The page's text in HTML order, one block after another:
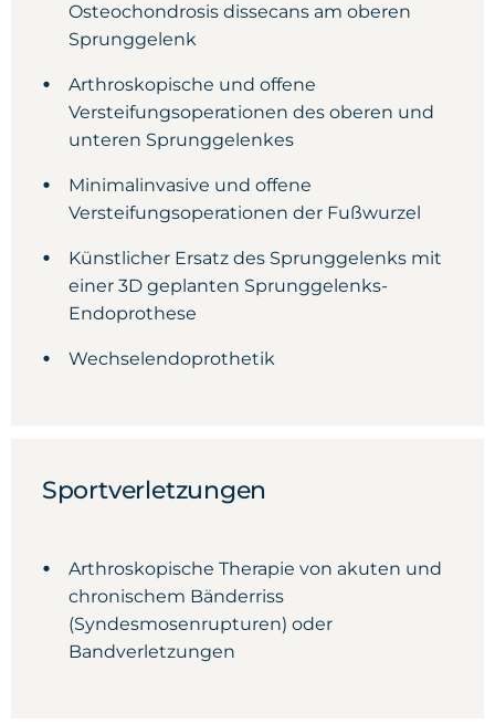
Osteochondrosis dissecans am oberen
Sprunggelenk
Arthroskopische und offene
Versteifungsoperationen des oberen und
unteren Sprunggelenkes
Minimalinvasive und offene
Versteifungsoperationen der Fußwurzel
Künstlicher Ersatz des Sprunggelenks mit
einer 3D geplanten Sprunggelenks-
Endoprothese
Wechselendoprothetik
Sportverletzungen
Arthroskopische Therapie von akuten und
chronischem Bänderriss
(Syndesmosenrupturen) oder
Bandverletzungen